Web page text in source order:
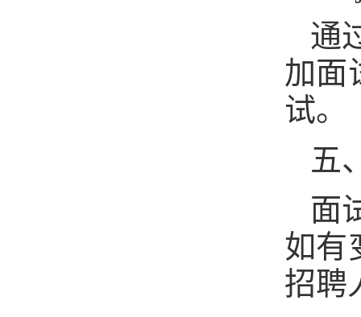
通
加面
试。
五
面
如有
招聘